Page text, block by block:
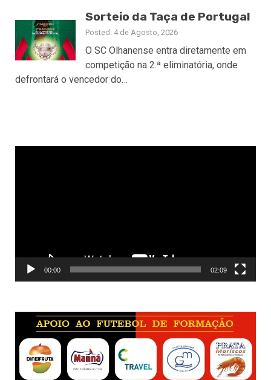
Sorteio da Taça de Portugal
Posted: 4 de Agosto, 2026
O SC Olhanense entra diretamente em
competição na 2.ª eliminatória, onde
defrontará o vencedor do…
00:00 02:09